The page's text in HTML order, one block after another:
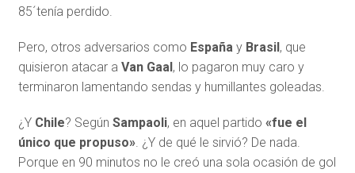
85´tenía perdido.
Pero, otros adversarios como España y Brasil, que
quisieron atacar a Van Gaal, lo pagaron muy caro y
terminaron lamentando sendas y humillantes goleadas.
¿Y Chile? Según Sampaoli, en aquel partido «fue el
único que propuso». ¿Y de qué le sirvió? De nada.
Porque en 90 minutos no le creó una sola ocasión de gol